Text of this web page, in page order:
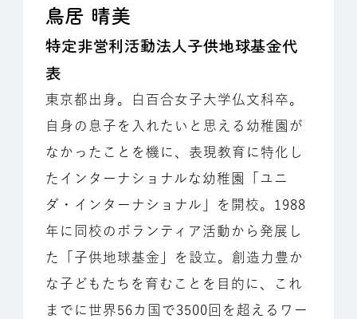
鳥居 晴美
特定非営利活動法人子供地球基金代
表
東京都出身。白百合女子大学仏文科卒。
自身の息子を入れたいと思える幼稚園が
なかったことを機に、表現教育に特化し
たインターナショナルな幼稚園「ユニ
ダ・インターナショナル」を開校。1988
年に同校のボランティア活動から発展し
た「子供地球基金」を設立。創造力豊か
な子どもたちを育むことを目的に、これ
までに世界56カ国で3500回を超えるワー